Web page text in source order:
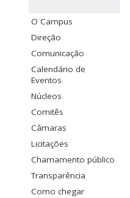
O Campus
Direção
Comunicação
Calendário de
Eventos
Núcleos
Comitês
Câmaras
Licitações
Chamamento público
Transparência
Como chegar